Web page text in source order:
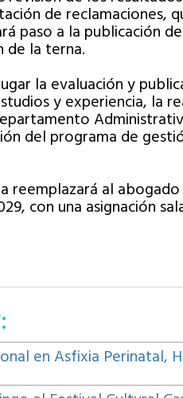
de reclamaciones,
paso a la publicación
de la terna.
la evaluación y
y experiencia, la
del programa de
reemplazará al
con una asignación
en Asfixia Perinatal,